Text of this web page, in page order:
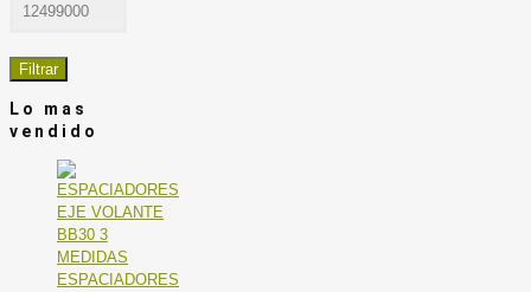
Filtrar
Lo mas
vendido
ESPACIADORES